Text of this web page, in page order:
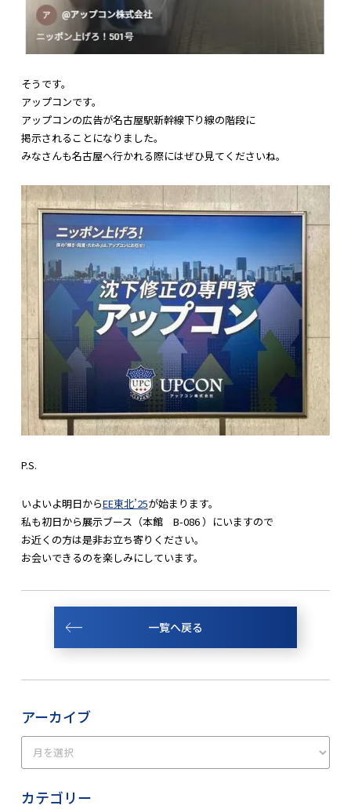
そうです。
アップコンです。
アップコンの広告が名古屋駅新幹線下り線の階段に
掲示されることになりました。
みなさんも名古屋へ行かれる際にはぜひ見てくださいね。
P.S.
いよいよ明日からEE東北’25が始まります。
私も初日から展示ブース（本館 B-086 ）にいますので
お近くの方は是非お立ち寄りください。
お会いできるのを楽しみにしています。
一覧へ戻る
アーカイブ
カテゴリー